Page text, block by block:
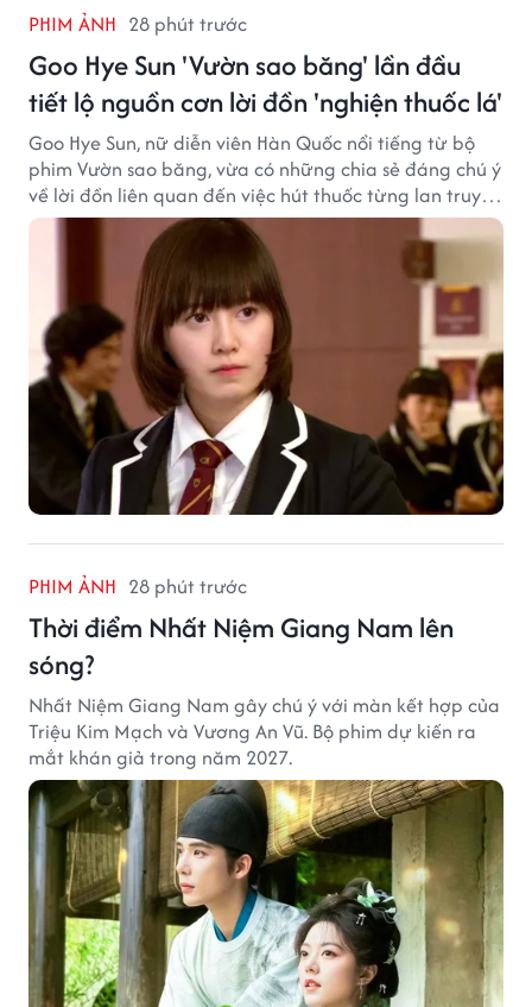
PHIM ẢNH 28 phút trước
Goo Hye Sun 'Vườn sao băng' lần đầu
tiết lộ nguồn cơn lời đồn 'nghiện thuốc lá'
Goo Hye Sun, nữ diễn viên Hàn Quốc nổi tiếng từ bộ
phim Vườn sao băng, vừa có những chia sẻ đáng chú ý
về lời đồn liên quan đến việc hút thuốc từng lan truyền
trong giới sinh viên và trên mạng xã hội suốt nhiều
PHIM ẢNH 28 phút trước
Thời điểm Nhất Niệm Giang Nam lên
sóng?
Nhất Niệm Giang Nam gây chú ý với màn kết hợp của
Triệu Kim Mạch và Vương An Vũ. Bộ phim dự kiến ra
mắt khán giả trong năm 2027.